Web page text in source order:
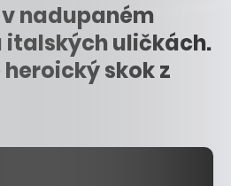
nadupaném
italských uličkách.
skok z